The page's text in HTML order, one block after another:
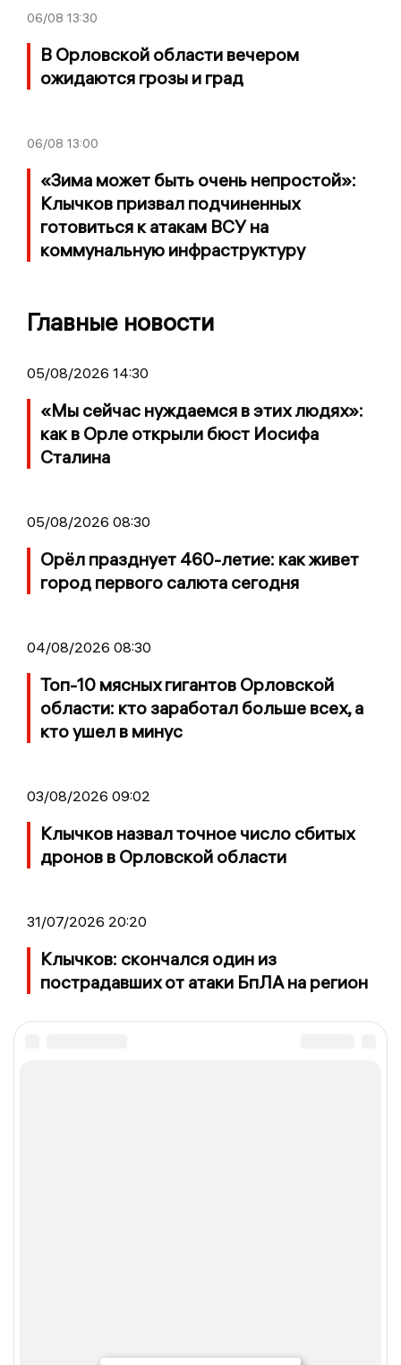
06/08 13:30
В Орловской области вечером
ожидаются грозы и град
06/08 13:00
«Зима может быть очень непростой»:
Клычков призвал подчиненных
готовиться к атакам ВСУ на
коммунальную инфраструктуру
Главные новости
05/08/2026 14:30
«Мы сейчас нуждаемся в этих людях»:
как в Орле открыли бюст Иосифа
Сталина
05/08/2026 08:30
Орёл празднует 460-летие: как живет
город первого салюта сегодня
04/08/2026 08:30
Топ-10 мясных гигантов Орловской
области: кто заработал больше всех, а
кто ушел в минус
03/08/2026 09:02
Клычков назвал точное число сбитых
дронов в Орловской области
31/07/2026 20:20
Клычков: скончался один из
пострадавших от атаки БпЛА на регион